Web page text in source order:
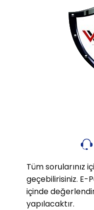
Tüm sorularınız
geçebilirisiniz. E-
içinde
yapılacaktır.